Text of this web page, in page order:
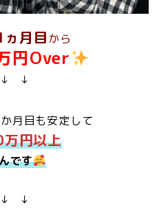
月目 から
円Over
↓
月目も安定して
円以上
です
↓